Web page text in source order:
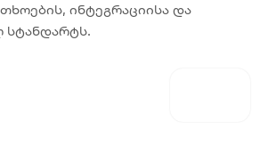
ინტეგრაციისა და
სტანდარტს.